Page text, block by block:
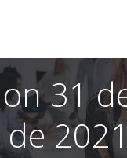
31
de 2021